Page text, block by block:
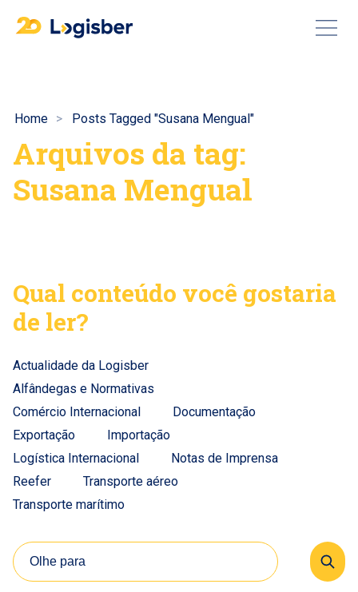
Home Posts Tagged "Susana Mengual"
Arquivos da tag:
Susana Mengual
Qual conteúdo você gostaria
de ler?
Actualidade da Logisber
Alfândegas e Normativas
Comércio Internacional
Documentação
Exportação
Importação
Logística Internacional
Notas de Imprensa
Reefer
Transporte aéreo
Transporte marítimo